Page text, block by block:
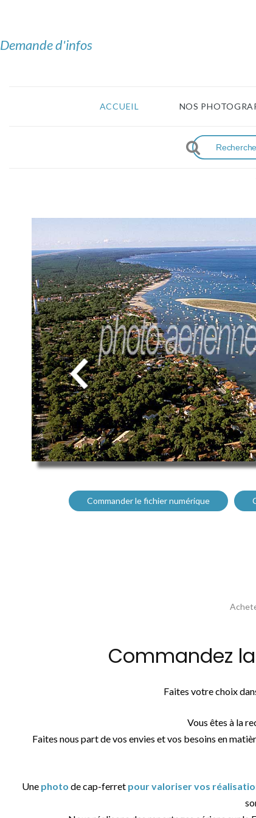
Demande d'infos
ACCUEIL NOS
Commander le fichier numérique
Commandez
Faites votre choix
Vous êtes à la
Faites nous part de vos envies et vos besoins en
Une photo de cap-ferret pour valoriser vos